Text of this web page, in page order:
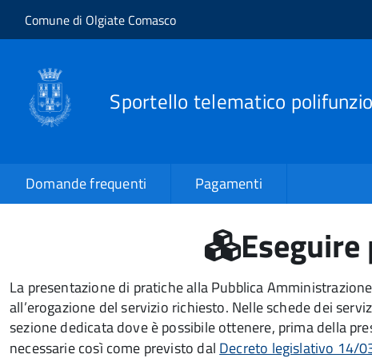
Salta al contenuto principale
Skip to site navigation
Comune di Olgiate Comasco
Sportello telematico
Domande frequenti Pagamenti
La presentazione di pratiche alla Pubblica
all’erogazione del servizio richiesto. Nelle schede dei
sezione dedicata dove è possibile ottenere, prima della
necessarie così come previsto dal Decreto legislativo 14/